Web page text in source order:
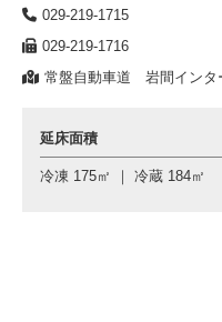
029-219-1715
029-219-1716
常盤自動車道 岩間インタ
延床面積
冷凍 175㎡ ｜ 冷蔵 184㎡